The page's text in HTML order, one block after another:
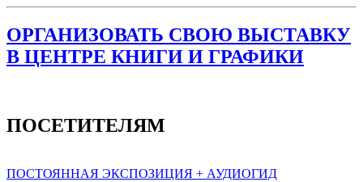
ОРГАНИЗОВАТЬ СВОЮ ВЫСТАВКУ
В ЦЕНТРЕ КНИГИ И ГРАФИКИ
ПОСЕТИТЕЛЯМ
ПОСТОЯННАЯ ЭКСПОЗИЦИЯ + АУДИОГИД